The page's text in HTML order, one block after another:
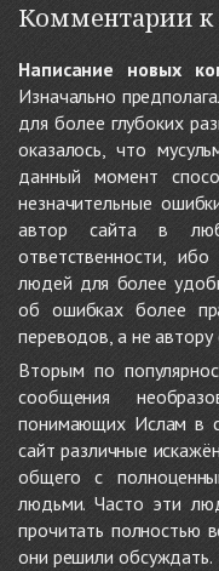
Комментарии к
Написание новых
Изначально
для более глубоких
оказалось, что
данный момент
незначительные
автор сайта в
ответственности,
людей для более
об ошибках более
переводов, а не автору
Вторым по
сообщения
понимающих Ислам в
сайт различные
общего с
людьми. Часто эти
прочитать полностью
они решили обсуждать.